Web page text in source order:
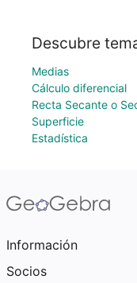
Descubre
Medias
Cálculo diferencial
Recta Secante o
Superficie
Estadística
Información
Socios